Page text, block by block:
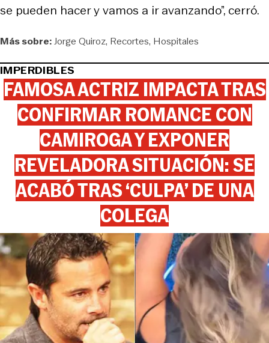
se pueden hacer y vamos a ir avanzando”, cerró.
Más sobre:Jorge Quiroz Recortes Hospitales
IMPERDIBLES
FAMOSA ACTRIZ IMPACTA TRAS
CONFIRMAR ROMANCE CON
CAMIROGA Y EXPONER
REVELADORA SITUACIÓN: SE
ACABÓ TRAS ‘CULPA’ DE UNA
COLEGA